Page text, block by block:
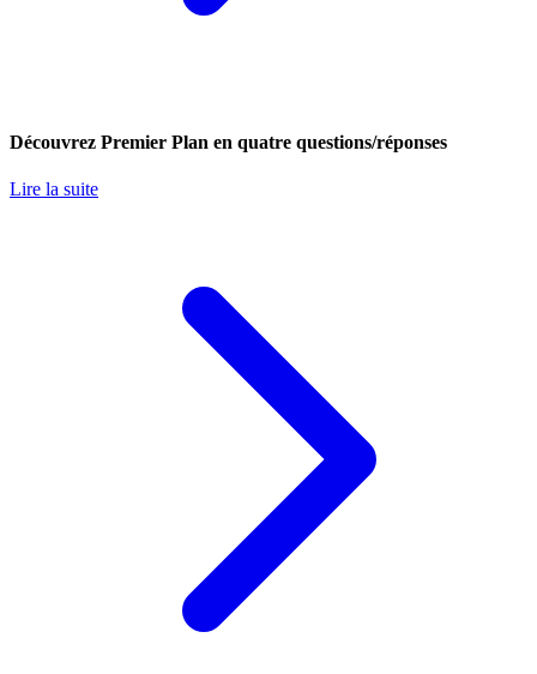
Découvrez Premier Plan en quatre questions/réponses
Lire la suite